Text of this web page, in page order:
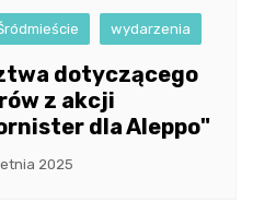
wydarzenia
dotyczącego
z akcji
dla Aleppo"
2025